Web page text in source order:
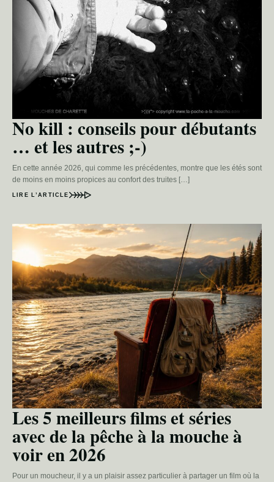
No kill : conseils pour débutants
… et les autres ;-)
En cette année 2026, qui comme les précédentes, montre que les étés sont
de moins en moins propices au confort des truites […]
LIRE L’ARTICLE
Les 5 meilleurs films et séries
avec de la pêche à la mouche à
voir en 2026
Pour un moucheur, il y a un plaisir assez particulier à partager un film où la